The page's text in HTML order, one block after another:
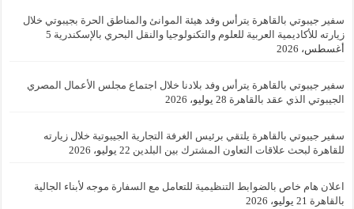
سفير جيبوتي بالقاهرة يترأس وفد هيئة الموانئ والمناطق الحرة بجيبوتي خلال
زيارته للأكاديمية العربية للعلوم والتكنولوجيا والنقل البحري بالإسكندرية 5
أغسطس، 2026
سفير جيبوتي بالقاهرة يترأس وفد بلادنا خلال اجتماع مجلس الأعمال المصري
الجيبوتي الذي عقد بالقاهرة 28 يوليو، 2026
سفير جيبوتي بالقاهرة يلتقي برئيس الغرفة التجارية الجيبوتية خلال زيارته
للقاهرة لبحث علاقات التعاون المشترك بين البلدين 22 يوليو، 2026
اعلان هام خاص بالضوابط التنظيمية للتعامل مع السفارة موجه لأبناء الجالية
بالقاهرة 21 يوليو، 2026